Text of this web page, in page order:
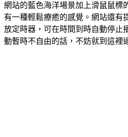
網站的藍色海洋場景加上滑鼠鼠標
有一種輕鬆療癒的感覺。網站還有
放定時器，可在時間到時自動停止
動暫時不自由的話，不妨就到這裡